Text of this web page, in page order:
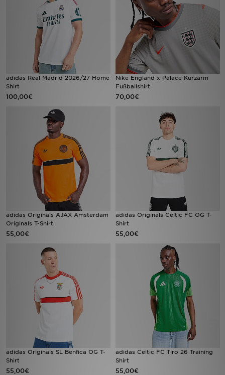
adidas Real Madrid 2026/27 Home
Shirt
100,00€
Nike England x Palace Kurzarm
Fußballshirt
70,00€
adidas Originals AJAX Amsterdam
Originals T-Shirt
55,00€
adidas Originals Celtic FC OG T-
Shirt
55,00€
adidas Originals SL Benfica OG T-
Shirt
55,00€
adidas Celtic FC Tiro 26 Training
Shirt
55,00€
Geschenkkarte
Filialfinder
Mein JD
Meine Nachrichten
Bestellverfolgung
Hilfe & Kontakt
Trending Styles